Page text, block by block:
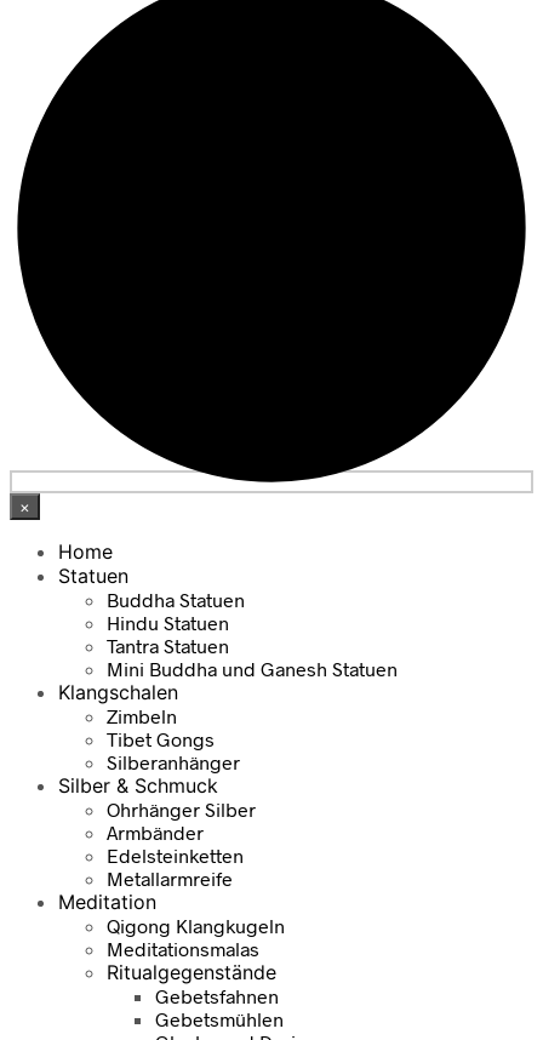
×
Home
Statuen
Buddha Statuen
Hindu Statuen
Tantra Statuen
Mini Buddha und Ganesh Statuen
Klangschalen
Zimbeln
Tibet Gongs
Silberanhänger
Silber & Schmuck
Ohrhänger Silber
Armbänder
Edelsteinketten
Metallarmreife
Meditation
Qigong Klangkugeln
Meditationsmalas
Ritualgegenstände
Gebetsfahnen
Gebetsmühlen